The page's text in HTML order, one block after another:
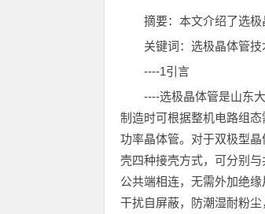
摘要：本文介绍了选极
关键词：选极晶体管
----1引言
----选极晶体管是山东
制造时可根据整机电路组
功率晶体管。对于双极型
壳四种接壳方式，可分别
公共端相连，无需外加绝
干扰自屏蔽，防潮湿耐粉